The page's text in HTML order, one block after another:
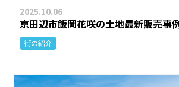
2025.10.06
京田辺市飯岡花咲の土地最新販売事
街の紹介